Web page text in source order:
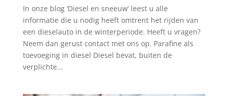
In onze blog ‘Diesel en sneeuw’ leest u alle
informatie die u nodig heeft omtrent het rijden van
een dieselauto in de winterperiode. Heeft u vragen?
Neem dan gerust contact met ons op. Parafine als
toevoeging in diesel Diesel bevat, buiten de
verplichte...